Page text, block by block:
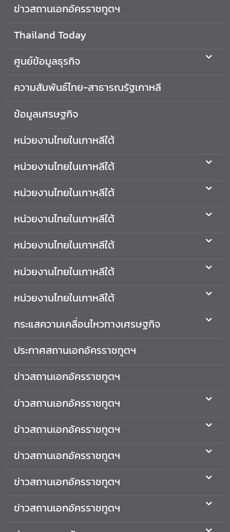
บ
ร
เ
ศ
ย
า
ก
ะ
ท
ร
ว
ก
ร
า
ป
ะ
ท
ศ
ค
า
สั
พั
ข่าวสถานเอกอัครราชทูตฯ
Thailand Today
ศูนย์ข้อมูลธุรกิจ
ความสัมพันธ์ไทย-สาธารณรัฐเกาหลี
ข้อมูลเศรษฐกิจ
หน่วยงานไทยในเกาหลีใต้
หน่วยงานไทยในเกาหลีใต้
หน่วยงานไทยในเกาหลีใต้
หน่วยงานไทยในเกาหลีใต้
หน่วยงานไทยในเกาหลีใต้
หน่วยงานไทยในเกาหลีใต้
หน่วยงานไทยในเกาหลีใต้
กระแสความเคลื่อนไหวทางเศรษฐกิจ
ประกาศสถานเอกอัครราชทูตฯ
ข่าวสถานเอกอัครราชทูตฯ
ข่าวสถานเอกอัครราชทูตฯ
ข่าวสถานเอกอัครราชทูตฯ
ข่าวสถานเอกอัครราชทูตฯ
ข่าวสถานเอกอัครราชทูตฯ
ข่าวสถานเอกอัครราชทูตฯ